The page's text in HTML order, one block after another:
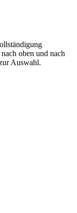
oben und nach
Auswahl.